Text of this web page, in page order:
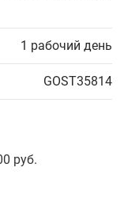
1 рабочий день
GOST35814
руб.